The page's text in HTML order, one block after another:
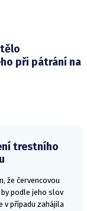
při pátrání na
trestního
že červencovou
podle jeho slov
v případu zahájila